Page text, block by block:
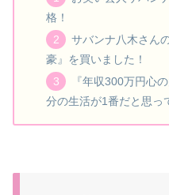
格！
サバンナ八木さん
豪』を買いました！
『年収300万円心
分の生活が1番だと思っ